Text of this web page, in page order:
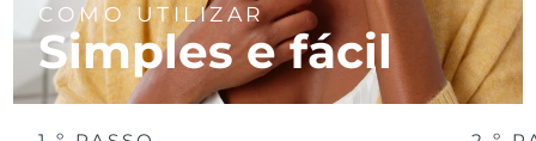
COMO UTILIZAR
Simples e fácil